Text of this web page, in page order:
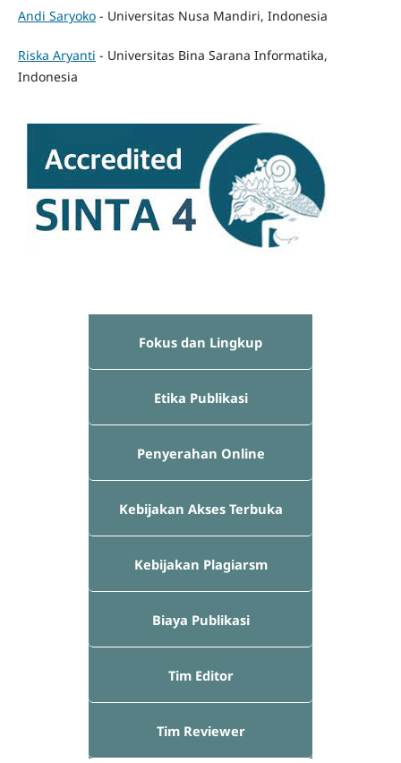
Andi Saryoko- Universitas Nusa Mandiri, Indonesia
Riska Aryanti - Universitas Bina Sarana Informatika,
Indonesia
Fokus dan Lingkup
Etika Publikasi
Penyerahan Online
Kebijakan Akses Terbuka
Kebijakan Plagiarsm
Biaya Publikasi
Tim Editor
Tim Reviewer